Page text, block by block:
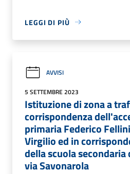
LEGGI DI PIÙ
AVVISI
5 SETTEMBRE 2023
Istituzione di zona a
corrispondenza
primaria Federico
Virgilio ed in
della scuola
via Savonarola